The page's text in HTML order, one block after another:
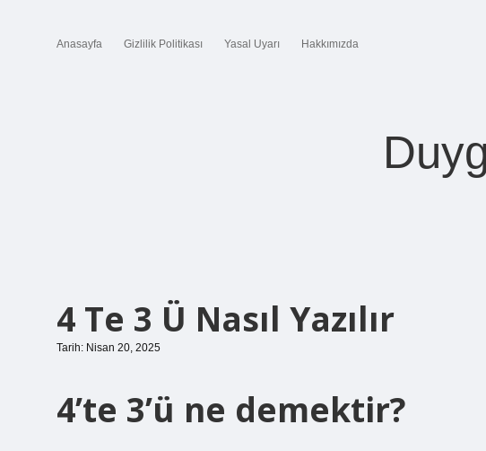
Anasayfa Gizlilik Politikası Yasal Uyarı Hakkımızda
4 Te 3 Ü Nasıl Yazılır
Tarih: Nisan 20, 2025
4’te 3’ü ne demektir?